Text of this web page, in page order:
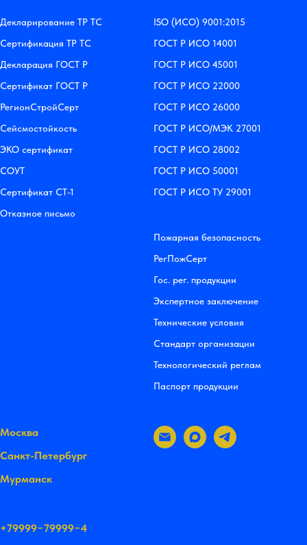
Декларирование ТР ТС
Сертификация ТР ТС
Декларация ГОСТ Р
Сертификат ГОСТ Р
РегионСтройСерт
Сейсмостойкость
ЭКО сертификат
СОУТ
Сертификат СТ-1
Отказное письмо
ISO (ИСО) 9001:2015
ГОСТ Р ИСО 14001
ГОСТ Р ИСО 45001
ГОСТ Р ИСО 22000
ГОСТ Р ИСО 26000
ГОСТ Р ИСО/МЭК 27001
ГОСТ Р ИСО 28002
ГОСТ Р ИСО 50001
ГОСТ Р ИСО ТУ 29001
Пожарная безопасность
РегПожСерт
Гос. рег. продукции
Экспертное заключение
Технические условия
Стандарт организации
Технологический реглам
Паспорт продукции
Москва
Санкт-Петербург
Мурманск
+79999−79999−4